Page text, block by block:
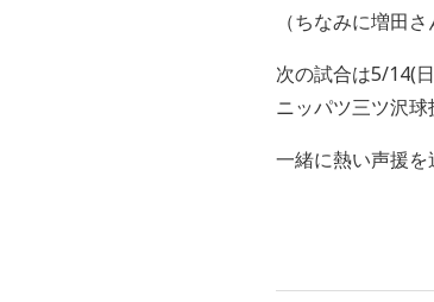
（ちなみに増田
次の試合は5/14(
ニッパツ三ツ沢球
一緒に熱い声援を